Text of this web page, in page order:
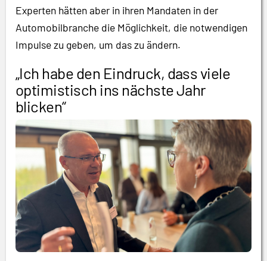
Experten hätten aber in ihren Mandaten in der
Automobilbranche die Möglichkeit, die notwendigen
Impulse zu geben, um das zu ändern.
„Ich habe den Eindruck, dass viele
optimistisch ins nächste Jahr
blicken“